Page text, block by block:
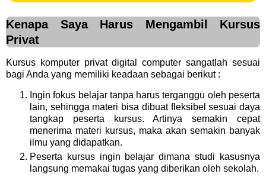
Kenapa Saya Harus Mengambil Kursus
Privat
Kursus komputer privat digital computer sangatlah sesuai
bagi Anda yang memiliki keadaan sebagai berikut :
Ingin fokus belajar tanpa harus terganggu oleh peserta
lain, sehingga materi bisa dibuat fleksibel sesuai daya
tangkap peserta kursus. Artinya semakin cepat
menerima materi kursus, maka akan semakin banyak
ilmu yang didapatkan.
Peserta kursus ingin belajar dimana studi kasusnya
langsung memakai tugas yang diberikan oleh sekolah.